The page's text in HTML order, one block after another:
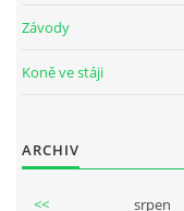
Závody
Koně ve stáji
ARCHIV
<< srpen